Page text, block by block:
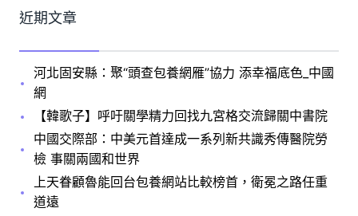
近期文章
河北固安縣：聚“頭查包養網雁”協力 添幸福底色_中國
網
【韓歌子】呼吁關學精力回找九宮格交流歸關中書院
中國交際部：中美元首達成一系列新共識秀傳醫院勞
檢 事關兩國和世界
上天眷顧魯能回台包養網站比較榜首，衛冕之路任重
道遠